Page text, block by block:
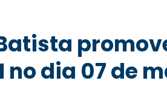
no dia 07 de